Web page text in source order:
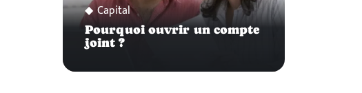
Capital
Pourquoi ouvrir un compte
joint ?